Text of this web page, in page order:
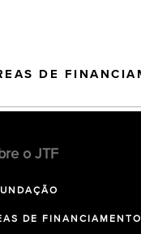
DE
o JTF
DE FINANCIAMENTO